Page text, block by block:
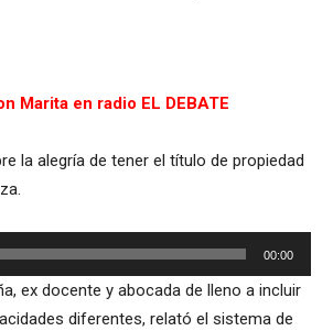
Marita en radio EL DEBATE
la alegría de tener el título de propiedad
00:00
ex docente y abocada de lleno a incluir
diferentes, relató el sistema de